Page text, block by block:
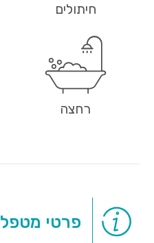
חיתולים
רחצה
פרטי מטפל